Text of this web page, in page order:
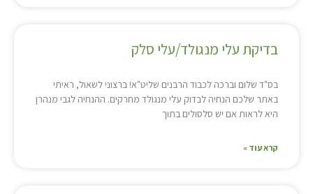
בדיקת עלי מנגולד/עלי סלק
בס"ד שלום וברכה לכבוד הרבנים שליט"א! ברצוני לשאול, ראיתי
באתר שלכם הנחיה לבדוק עלי מנגולד מחרקים. ההנחיה לגבי מנהרן
היא לראות אם יש סלסולים בתוך
קרא עוד »